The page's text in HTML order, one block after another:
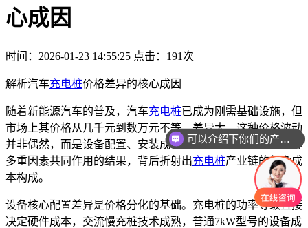
心成因
时间：2026-01-23 14:55:25 点击：191次
解析汽车充电桩价格差异的核心成因
随着新能源汽车的普及，汽车充电桩已成为刚需基础设施，但
市场上其价格从几千元到数万元不等，差异大。这种价格波动
并非偶然，而是设备配置、安装成本、运营环境及政策调控等
多重因素共同作用的结果，背后折射出充电桩产业链的复杂成
本构成。
设备核心配置差异是价格分化的基础。充电桩的功率等级直接
决定硬件成本，交流慢充桩技术成熟，普通7kW型号的设备成
可以介绍下你们的产品么
你们是怎么收费的呢